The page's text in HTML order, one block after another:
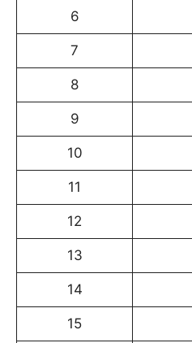
6
7
8
9
10
11
12
13
14
15